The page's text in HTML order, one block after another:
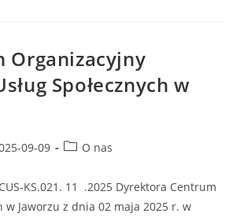
Organizacyjny
Społecznych w
09-09 O nas
KS.021. 11 .2025 Dyrektora Centrum
w Jaworzu z dnia 02 maja 2025 r. w